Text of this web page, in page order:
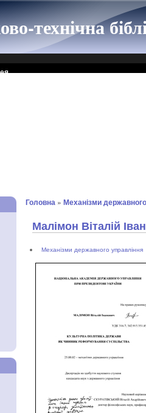
технічна
Головна » Механізми
Малімон Віталій
Механізми державного управління